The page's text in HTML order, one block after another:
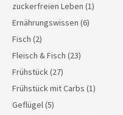
zuckerfreien Leben (1)
Ernährungswissen (6)
Fisch (2)
Fleisch & Fisch (23)
Frühstück(27)
Frühstück mit Carbs (1)
Geflügel(5)